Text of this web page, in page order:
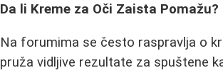
Da li Kreme za Oči Zaista Pomažu?
Na forumima se često raspravlja o
pruža vidljive rezultate za spuštene